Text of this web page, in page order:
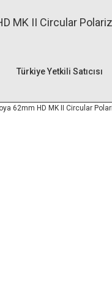
Mark IIIBundle Setler
MK II Circular
Türkiye Yetkili Satıcısı